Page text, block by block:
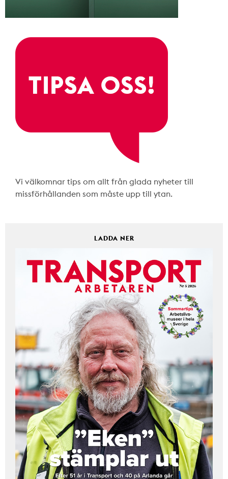
Vi välkomnar tips om allt från glada nyheter till
missförhållanden som måste upp till ytan.
LADDA NER